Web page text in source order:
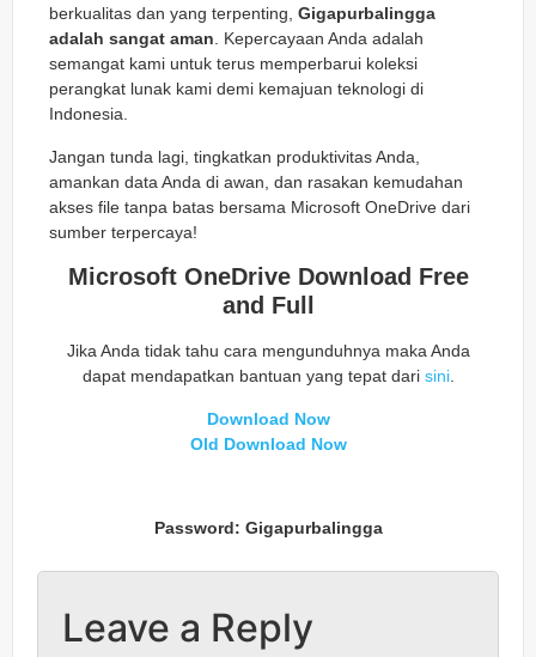
berkualitas dan yang terpenting, Gigapurbalingga
adalah sangat aman. Kepercayaan Anda adalah
semangat kami untuk terus memperbarui koleksi
perangkat lunak kami demi kemajuan teknologi di
Indonesia.
Jangan tunda lagi, tingkatkan produktivitas Anda,
amankan data Anda di awan, dan rasakan kemudahan
akses file tanpa batas bersama Microsoft OneDrive dari
sumber terpercaya!
Microsoft OneDrive Download Free
and Full
Jika Anda tidak tahu cara mengunduhnya maka Anda
dapat mendapatkan bantuan yang tepat dari sini.
Download Now
Old Download Now
Password: Gigapurbalingga
Leave a Reply